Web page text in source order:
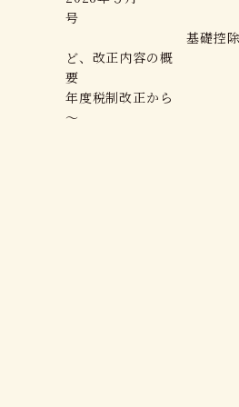
基礎控除等の
ど、改正内容の概
要 ～令
年度税制改正から